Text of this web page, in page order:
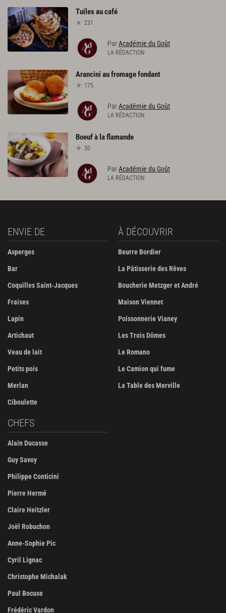
Tuilesaucafé
231
ParAcadémie du Goût
LA RÉDACTION
Arancini aufromagefondant
175
ParAcadémie du Goût
LA RÉDACTION
Boeufà laflamande
50
ParAcadémie du Goût
LA RÉDACTION
ENVIE DE
Asperges
Bar
Coquilles Saint-Jacques
Fraises
Lapin
Artichaut
Veau de lait
Petits pois
Merlan
Ciboulette
À DÉCOUVRIR
Beurre Bordier
La Pâtisserie des Rêves
Boucherie Metzger et André
Maison Viennet
Poissonnerie Vianey
Les Trois Dômes
Le Romano
Le Camion qui fume
La Table des Merville
CHEFS
Alain Ducasse
Guy Savoy
Philippe Conticini
Pierre Hermé
Claire Heitzler
Joël Robuchon
Anne-Sophie Pic
Cyril Lignac
Christophe Michalak
Paul Bocuse
Frédéric Vardon